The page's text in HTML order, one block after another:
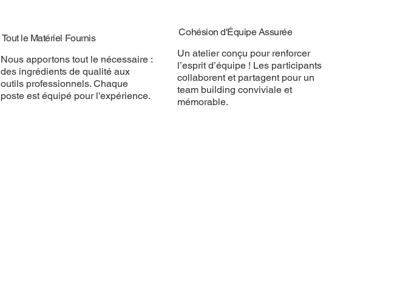
Tout le Matériel Fournis
Nous apportons tout le nécessaire :
des ingrédients de qualité aux
outils professionnels. Chaque
poste est équipé pour l'expérience.
Cohésion d'Équipe Assurée
Un atelier conçu pour renforcer
l’esprit d’équipe ! Les participants
collaborent et partagent pour un
team building conviviale et
mémorable.